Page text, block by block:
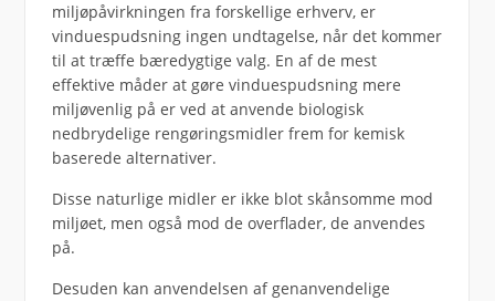
miljøpåvirkningen fra forskellige erhverv, er
vinduespudsning ingen undtagelse, når det kommer
til at træffe bæredygtige valg. En af de mest
effektive måder at gøre vinduespudsning mere
miljøvenlig på er ved at anvende biologisk
nedbrydelige rengøringsmidler frem for kemisk
baserede alternativer.
Disse naturlige midler er ikke blot skånsomme mod
miljøet, men også mod de overflader, de anvendes
på.
Desuden kan anvendelsen af genanvendelige